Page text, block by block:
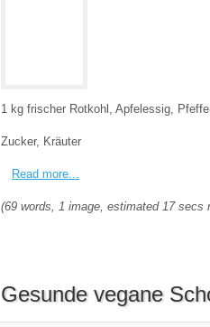
1 kg frischer Rotkohl, Apfelessig,
Zucker, Kräuter
Read more...
(69 words, 1 image, estimated 17 secs
Gesunde vegane